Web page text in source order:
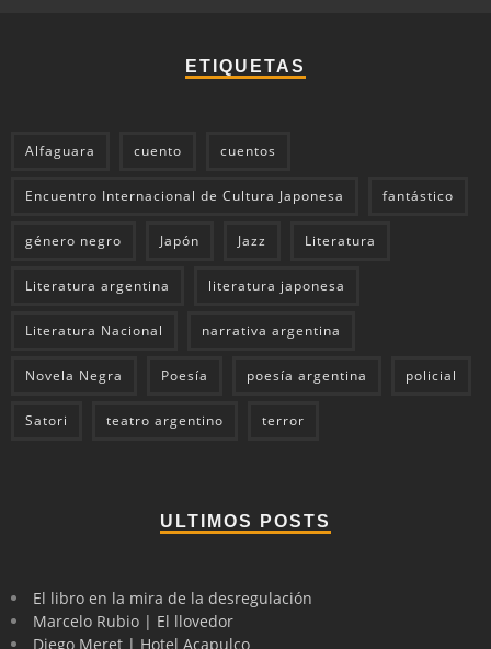
ETIQUETAS
Alfaguara cuento cuentos
Encuentro Internacional de Cultura Japonesa fantástico
género negro Japón Jazz Literatura
Literatura argentina literatura japonesa
Literatura Nacional narrativa argentina
Novela Negra Poesía poesía argentina policial
Satori teatro argentino terror
ULTIMOS POSTS
El libro en la mira de la desregulación
Marcelo Rubio | El llovedor
Diego Meret | Hotel Acapulco